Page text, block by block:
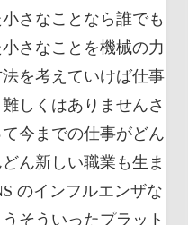
さなことなら誰でも
さなことを機械の力
を考えていけば仕事
しくはありませんさ
今までの仕事がどん
ん新しい職業も生ま
のインフルエンザな
そういったプラット